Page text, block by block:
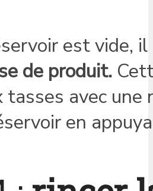
est vide,
de produit.
avec une
en